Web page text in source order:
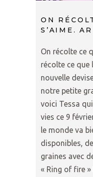
ON
S’AIME.
On récolte ce
récolte ce que
nouvelle
notre petite
voici Tessa
vies ce 9
le monde va
disponibles,
graines avec
« Ring of fire